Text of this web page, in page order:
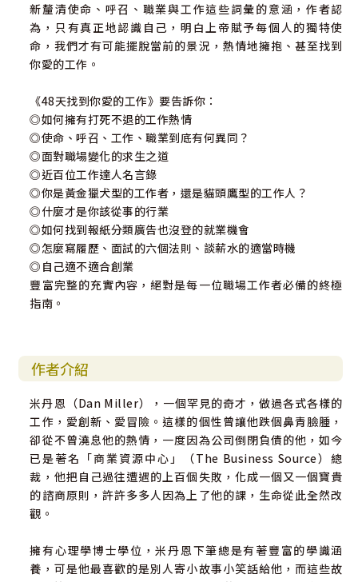
新釐清使命、呼召、職業與工作這些詞彙的意涵，作者認
為，只有真正地認識自己，明白上帝賦予每個人的獨特使
命，我們才有可能擺脫當前的景況，熱情地擁抱、甚至找到
你愛的工作。
《48天找到你愛的工作》要告訴你：
◎如何擁有打死不退的工作熱情
◎使命、呼召、工作、職業到底有何異同？
◎面對職場變化的求生之道
◎近百位工作達人名言錄
◎你是黃金獵犬型的工作者，還是貓頭鷹型的工作人？
◎什麼才是你該從事的行業
◎如何找到報紙分類廣告也沒登的就業機會
◎怎麼寫履歷、面試的六個法則、談薪水的適當時機
◎自己適不適合創業
豐富完整的充實內容，絕對是每一位職場工作者必備的終極
指南。
作者介紹
米丹恩（Dan Miller），一個罕見的奇才，做過各式各樣的
工作，愛創新、愛冒險。這樣的個性曾讓他跌個鼻青臉腫，
卻從不曾澆息他的熱情，一度因為公司倒閉負債的他，如今
已是著名「商業資源中心」（The Business Source）總
裁，他把自己過往遭遇的上百個失敗，化成一個又一個寶貴
的諮商原則，許許多多人因為上了他的課，生命從此全然改
觀。
擁有心理學博士學位，米丹恩下筆總是有著豐富的學識涵
養，可是他最喜歡的是別人寄小故事小笑話給他，而這些故